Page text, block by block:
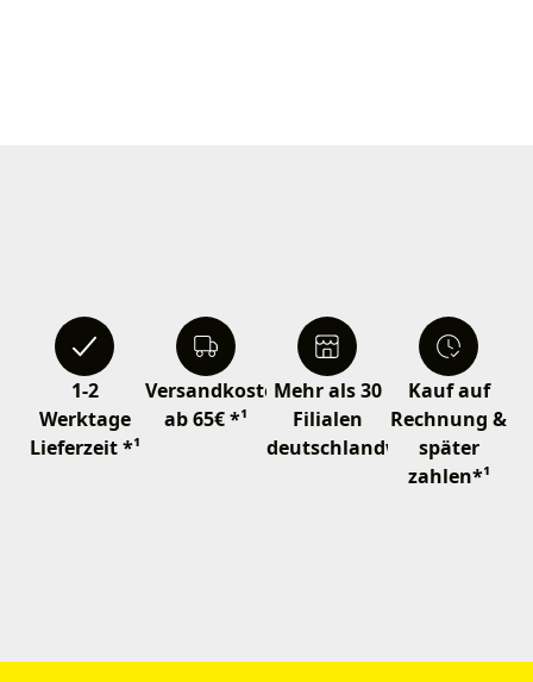
1-2
Werktage
Lieferzeit *¹
Versandkostenfrei
ab 65€ *¹
Mehr als 30
Filialen
deutschlandweit
Kauf auf
Rechnung &
später
zahlen*¹